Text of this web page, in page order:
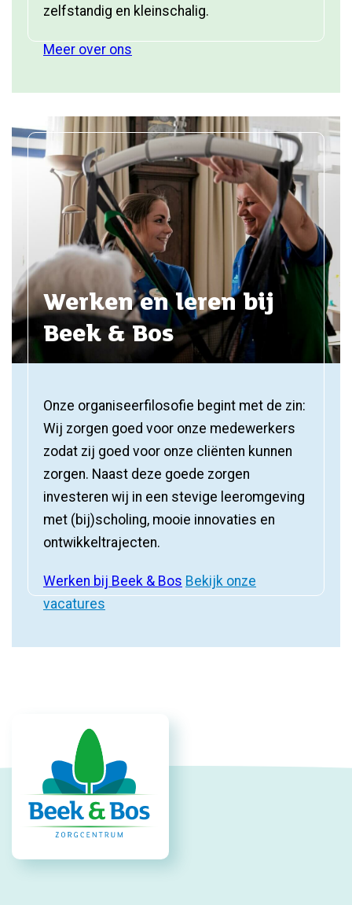
zelfstandig en kleinschalig.
Meer over ons
Werken en leren bij
Beek & Bos
Onze organiseerfilosofie begint met de zin:
Wij zorgen goed voor onze medewerkers
zodat zij goed voor onze cliënten kunnen
zorgen. Naast deze goede zorgen
investeren wij in een stevige leeromgeving
met (bij)scholing, mooie innovaties en
ontwikkeltrajecten.
Werken bij Beek & Bos Bekijk onze
vacatures